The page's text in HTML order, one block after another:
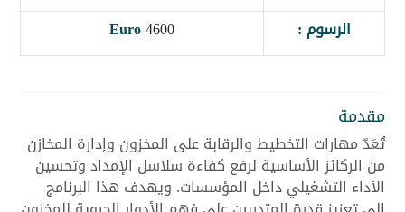
الرسوم :
4600
Euro
مقدمة
تُعَدّ مهارات التخطيط والرقابة على المخزون وإدارة المخازن
من الركائز الأساسية لرفع كفاءة سلاسل الإمداد وتحسين
الأداء التشغيلي داخل المؤسسات. ويهدف هذا البرنامج